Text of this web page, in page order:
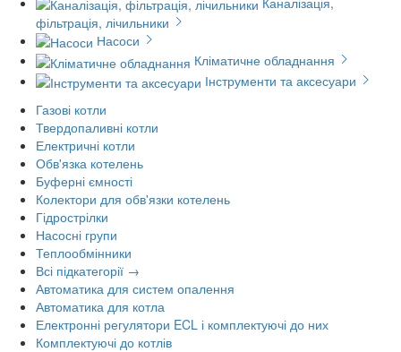
фільтрація, лічильники
Насоси
Кліматичне обладнання
Інструменти та аксесуари
Газові котли
Твердопаливні котли
Електричні котли
Обв'язка котелень
Буферні ємності
Колектори для обв'язки котелень
Гідрострілки
Насосні групи
Теплообмінники
Всі підкатегорії →
Автоматика для систем опалення
Автоматика для котла
Електронні регулятори ECL і комплектуючі до них
Комплектуючі до котлів